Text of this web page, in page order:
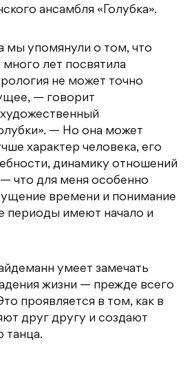
ансамбля «Голубка».
мы упомянули о том, что
лет посвятила
не может точно
— говорит
— Но она может
характер человека, его
динамику отношений
что для меня особенно
времени и понимание
периоды имеют начало и
умеет замечать
жизни — прежде всего
проявляется в том, как в
друг другу и создают
танца.